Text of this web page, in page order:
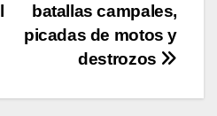
batallas campales,
picadas de motos y
destrozos